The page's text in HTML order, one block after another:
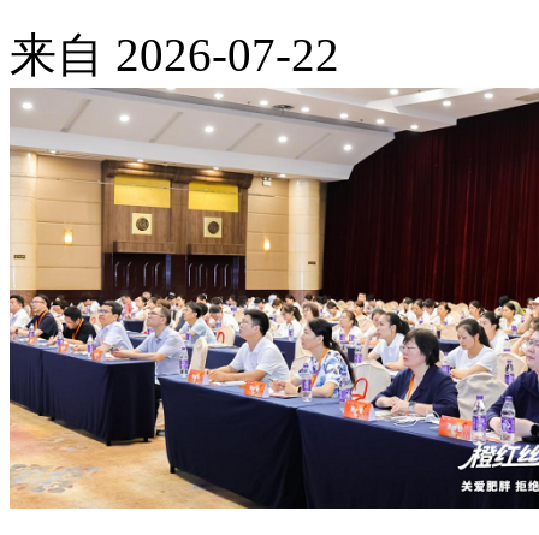
来自 2026-07-22